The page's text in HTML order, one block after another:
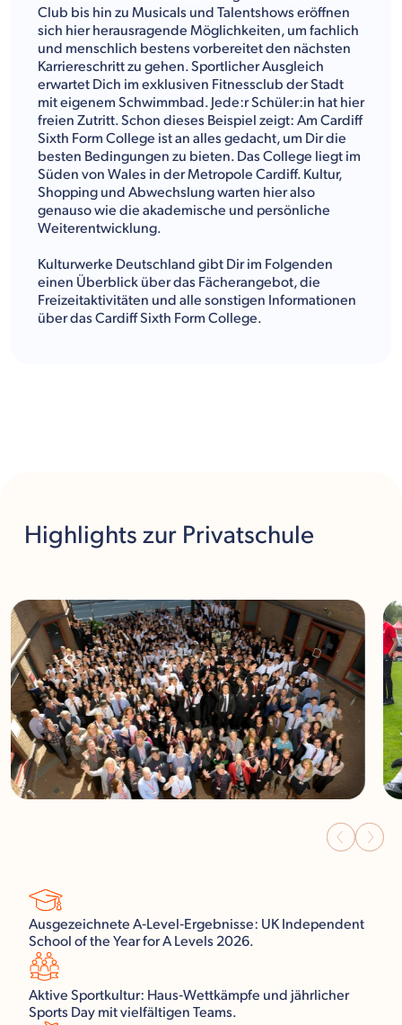
Club bis hin zu Musicals und Talentshows eröffnen
sich hier herausragende Möglichkeiten, um fachlich
und menschlich bestens vorbereitet den nächsten
Karriereschritt zu gehen. Sportlicher Ausgleich
erwartet Dich im exklusiven Fitnessclub der Stadt
mit eigenem Schwimmbad. Jede:r Schüler:in hat hier
freien Zutritt. Schon dieses Beispiel zeigt: Am Cardiff
Sixth Form College ist an alles gedacht, um Dir die
besten Bedingungen zu bieten. Das College liegt im
Süden von Wales in der Metropole Cardiff. Kultur,
Shopping und Abwechslung warten hier also
genauso wie die akademische und persönliche
Weiterentwicklung.
Kulturwerke Deutschland gibt Dir im Folgenden
einen Überblick über das Fächerangebot, die
Freizeitaktivitäten und alle sonstigen Informationen
über das Cardiff Sixth Form College.
Highlights zur Privatschule
Ausgezeichnete A‑Level‑Ergebnisse: UK Independent
School of the Year for A Levels 2026.
Aktive Sportkultur: Haus‑Wettkämpfe und jährlicher
Sports Day mit vielfältigen Teams.